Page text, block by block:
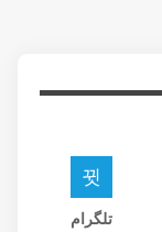
تلگرام